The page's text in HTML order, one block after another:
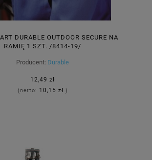
DURABLE OUTDOOR SECURE NA
RAMIĘ 1 SZT. /8414-19/
Producent: Durable
12,49 zł
(netto: 10,15 zł )